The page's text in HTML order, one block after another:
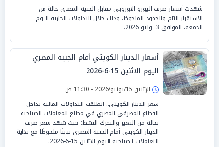
شهدت أسعار صرف اليورو الأوروبي مقابل الجنيه المصري حالة من
الاستقرار التام والجمود الملحوظ، وذلك خلال التداولات الجارية اليوم
الجمعة، الموافق 3 يوليو 2026.
أسعار الدينار الكويتي أمام الجنيه المصري
اليوم الاثنين 15-6-2026
الإثنين 15/يونيو/2026 - 11:30 ص
سعر الدينار الكويتي.. انطلقت التداولات المالية بداخل
القطاع المصرفي المصري في مطلع المعاملات الصباحية
بحالة من التغير والتحرك النشط؛ حيث شهد سعر صرف
الدينار الكويتي أمام الجنيه المصري تباينًا ملحوظًا مع بداية
التعاملات الصباحية اليوم الاثنين 15-6-2026.